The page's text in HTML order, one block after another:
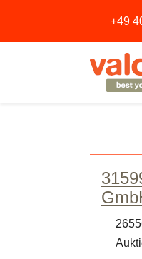
+49